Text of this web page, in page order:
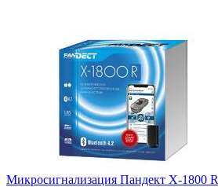
Микросигнализация Пандект X-1800 R